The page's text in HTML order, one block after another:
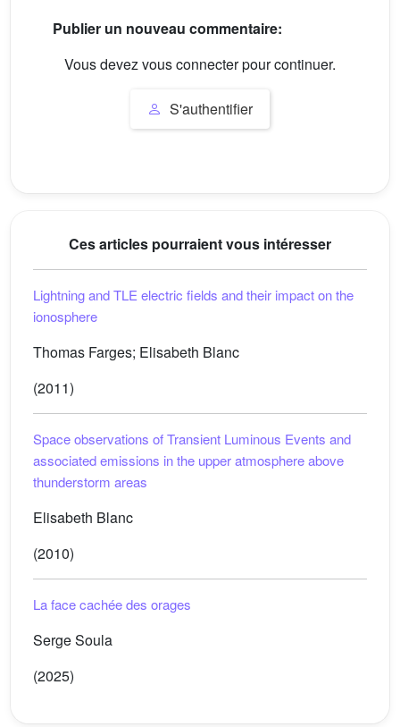
Publier un nouveau commentaire:
Vous devez vous connecter pour continuer.
S'authentifier
Ces articles pourraient vous intéresser
Lightning and TLE electric fields and their impact on the
ionosphere
Thomas Farges; Elisabeth Blanc
(2011)
Space observations of Transient Luminous Events and
associated emissions in the upper atmosphere above
thunderstorm areas
Elisabeth Blanc
(2010)
La face cachée des orages
Serge Soula
(2025)